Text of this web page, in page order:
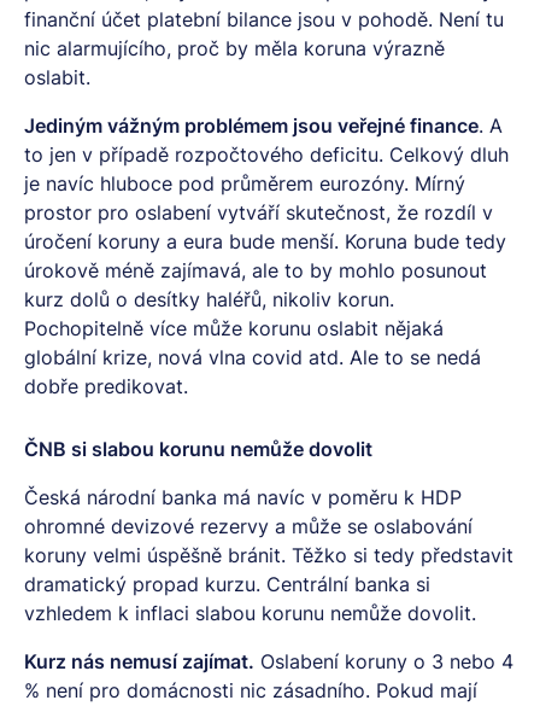
finanční účet platební bilance jsou v pohodě. Není tu
nic alarmujícího, proč by měla koruna výrazně
oslabit.
Jediným vážným problémem jsou veřejné finance. A
to jen v případě rozpočtového deficitu. Celkový dluh
je navíc hluboce pod průměrem eurozóny. Mírný
prostor pro oslabení vytváří skutečnost, že rozdíl v
úročení koruny a eura bude menší. Koruna bude tedy
úrokově méně zajímavá, ale to by mohlo posunout
kurz dolů o desítky haléřů, nikoliv korun.
Pochopitelně více může korunu oslabit nějaká
globální krize, nová vlna covid atd. Ale to se nedá
dobře predikovat.
ČNB si slabou korunu nemůže dovolit
Česká národní banka má navíc v poměru k HDP
ohromné devizové rezervy a může se oslabování
koruny velmi úspěšně bránit. Těžko si tedy představit
dramatický propad kurzu. Centrální banka si
vzhledem k inflaci slabou korunu nemůže dovolit.
Kurz nás nemusí zajímat. Oslabení koruny o 3 nebo 4
% není pro domácnosti nic zásadního. Pokud mají